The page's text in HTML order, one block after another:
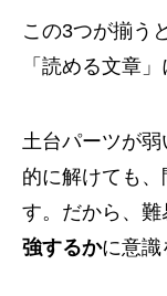
この3つが揃う
「読める文章
土台パーツが
的に解けても
す。だから、難
強するかに意識